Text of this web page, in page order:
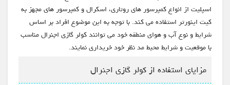
اسپلیت از انواع کمپرسور های روتاری، اسکرال و کمپرسور های مجهز به
کیت اینورتر استفاده می کند. با توجه به این موضوع افراد بر اساس
شرایط و نوع آب و هوای منطقه خود می توانند کولر گازی اجنرال مناسب
با موقعیت و شرایط محیط مد نظر خود خریداری نمایند.
مزایای استفاده از کولر گازی اجنرال